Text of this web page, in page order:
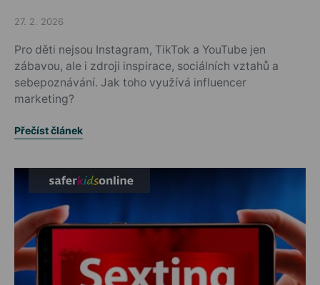
Posted on
27. 2. 2026
Pro děti nejsou Instagram, TikTok a YouTube jen
zábavou, ale i zdroji inspirace, sociálních vztahů a
sebepoznávání. Jak toho využívá influencer
marketing?
Přečíst článek